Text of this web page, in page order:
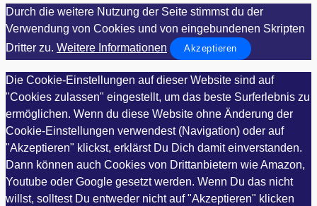
Durch die weitere Nutzung der Seite stimmst du der
Verwendung von Cookies und von eingebundenen Skripten
Dritter zu. Weitere Informationen Akzeptieren
Die Cookie-Einstellungen auf dieser Website sind auf
"Cookies zulassen" eingestellt, um das beste Surferlebnis zu
ermöglichen. Wenn du diese Website ohne Änderung der
Cookie-Einstellungen verwendest (Navigation) oder auf
"Akzeptieren" klickst, erklärst Du Dich damit einverstanden.
Dann können auch Cookies von Drittanbietern wie Amazon,
Youtube oder Google gesetzt werden. Wenn Du das nicht
willst, solltest Du entweder nicht auf "Akzeptieren" klicken